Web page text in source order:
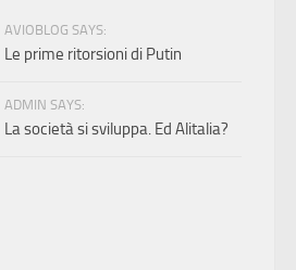
AVIOBLOG SAYS:
Le prime ritorsioni di Putin
ADMIN SAYS:
La società si sviluppa. Ed Alitalia?